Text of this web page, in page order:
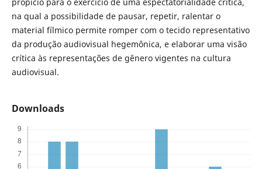
na qual a possibilidade de pausar, repetir, ralentar o
material fílmico permite romper com o tecido representativo
da produção audiovisual hegemônica, e elaborar uma visão
crítica às representações de gênero vigentes na cultura
audiovisual.
Downloads